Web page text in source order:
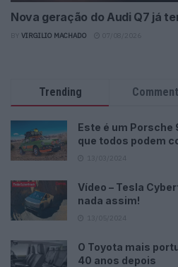
Nova geração do Audi Q7 já
VIRGILIO MACHADO
Trending
Este é um Porsche
que todos podem
Vídeo – Tesla
nada assim!
O Toyota mais
40 anos depois